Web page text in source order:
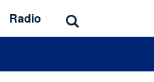
Radio